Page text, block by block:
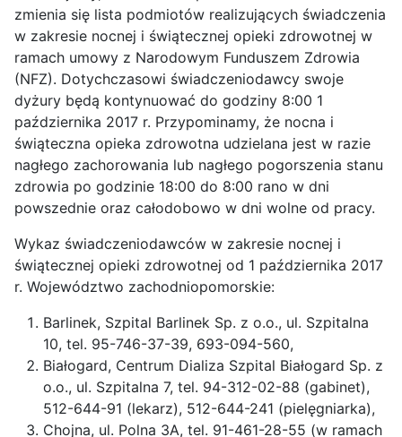
zmienia się lista podmiotów realizujących świadczenia
w zakresie nocnej i świątecznej opieki zdrowotnej w
ramach umowy z Narodowym Funduszem Zdrowia
(NFZ). Dotychczasowi świadczeniodawcy swoje
dyżury będą kontynuować do godziny 8:00 1
października 2017 r. Przypominamy, że nocna i
świąteczna opieka zdrowotna udzielana jest w razie
nagłego zachorowania lub nagłego pogorszenia stanu
zdrowia po godzinie 18:00 do 8:00 rano w dni
powszednie oraz całodobowo w dni wolne od pracy.
Wykaz świadczeniodawców w zakresie nocnej i
świątecznej opieki zdrowotnej od 1 października 2017
r. Województwo zachodniopomorskie:
Barlinek, Szpital Barlinek Sp. z o.o., ul. Szpitalna
10, tel. 95-746-37-39, 693-094-560,
Białogard, Centrum Dializa Szpital Białogard Sp. z
o.o., ul. Szpitalna 7, tel. 94-312-02-88 (gabinet),
512-644-91 (lekarz), 512-644-241 (pielęgniarka),
Chojna, ul. Polna 3A, tel. 91-461-28-55 (w ramach